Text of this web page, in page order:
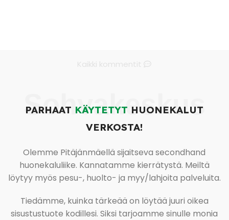
Sohvakeskus
PARHAAT KÄYTETYT HUONEKALUT
VERKOSTA!
Olemme Pitäjänmäellä sijaitseva secondhand
huonekaluliike. Kannatamme kierrätystä. Meiltä
löytyy myös pesu-, huolto- ja myy/lahjoita palveluita.
Tiedämme, kuinka tärkeää on löytää juuri oikea
sisustustuote kodillesi. Siksi tarjoamme sinulle monia